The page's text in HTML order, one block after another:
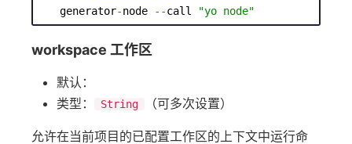
generator-node --call "yo node"
workspace 工作区
默认：
类型：
String （可多次设置）
允许在当前项目的已配置工作区的上下文中运行命